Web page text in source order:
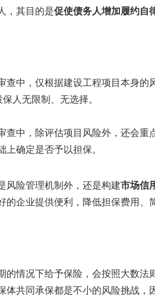
，其目的是促使债务人增加履约自
查中，仅根据建设工程项目本身
人无限制、无选择。
查中，除评估项目风险外，还会
上确定是否予以担保。
风险管理机制外，还是构建市场信
的企业提供便利，降低担保费用、
的情况下给予保险，会按照大数
体共同承保都是不小的风险挑战